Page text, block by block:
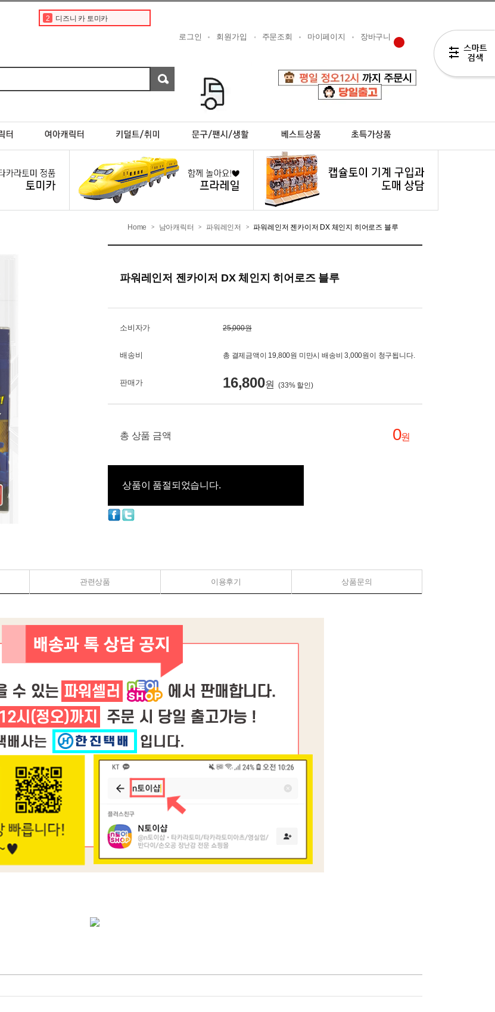
3 디즈니
6 초이카
9 스바루
10 포켓몬스터카드
2 디즈니 카 토미카
로그인 회원가입 주문조회 마이페이지 장바구니
Home > 남아캐릭터 > 파워레인저 > 파워레인저 젠카이저 DX 체인지 히어로즈 블루
파워레인저 젠카이저 DX 체인지 히어로즈 블루
소비자가 25,000원
배송비 총 결제금액이 19,800원 미만시 배송비 3,000원이 청구됩니다.
판매가 16,800원 (33% 할인)
총 상품 금액 0원
상품이 품절되었습니다.
관련상품 이용후기 상품문의